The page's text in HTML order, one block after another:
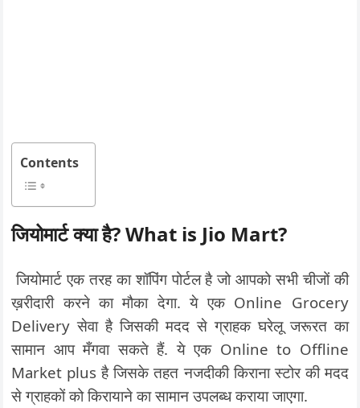
Contents
जियोमार्ट क्या है? What is Jio Mart?
जियोमार्ट एक तरह का शॉपिंग पोर्टल है जो आपको सभी चीजों की
ख़रीदारी करने का मौका देगा. ये एक Online Grocery
Delivery सेवा है जिसकी मदद से ग्राहक घरेलू जरूरत का
सामान आप मँगवा सकते हैं. ये एक Online to Offline
Market plus है जिसके तहत नजदीकी किराना स्टोर की मदद
से ग्राहकों को किरायाने का सामान उपलब्ध कराया जाएगा.